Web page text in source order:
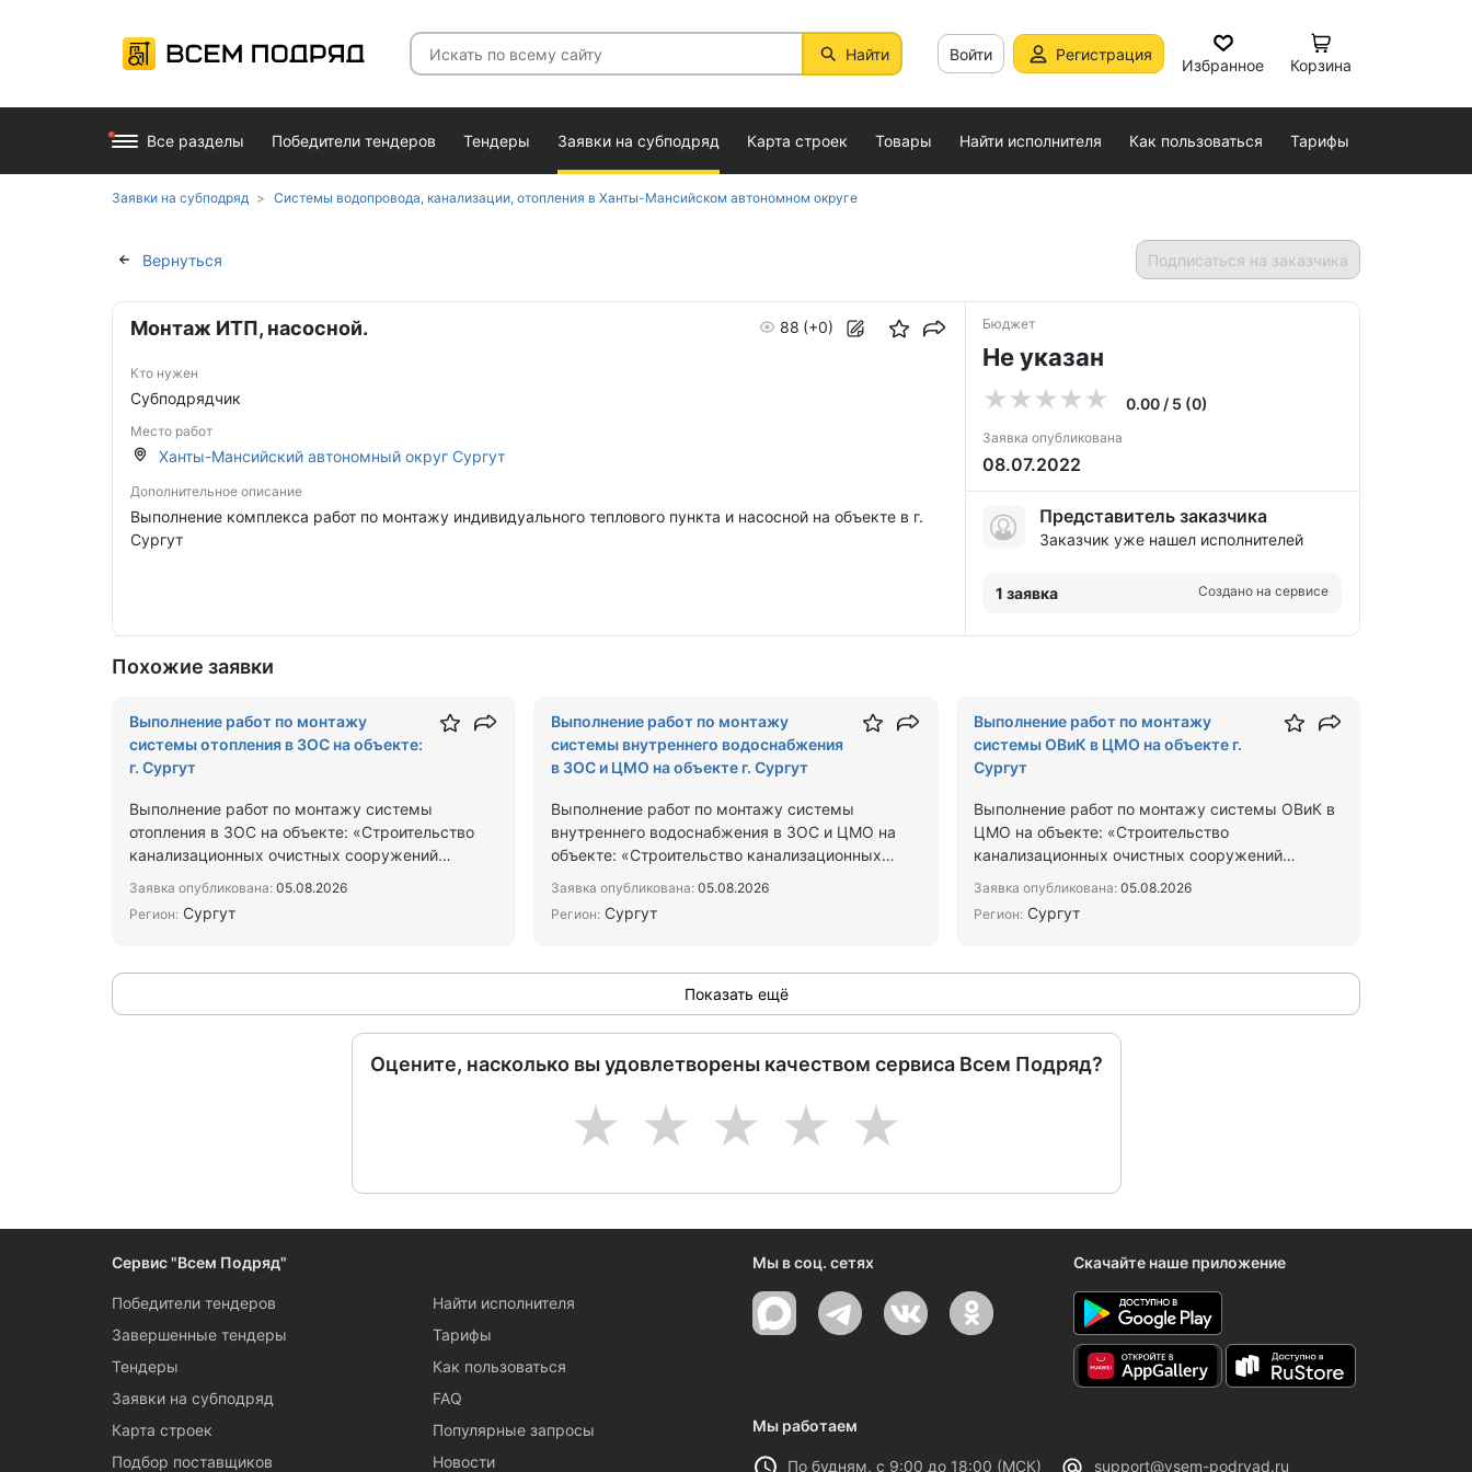
Найти Войти Регистрация
Избранное Корзина
Все разделы Победители тендеров Тендеры Заявки на субподряд Карта строек Товары Найти исполнителя Как пользоваться Тарифы
Заявки на субподряд Системы водопровода, канализации, отопления в Ханты-Мансийском автономном округе
Вернуться Подписаться на заказчика
Монтаж ИТП, насосной. 88 (+0)
Кто нужен
Субподрядчик
Место работ
Ханты-Мансийский автономный округ Сургут
Дополнительное описание
Выполнение комплекса работ по монтажу индивидуального теплового пункта и насосной на объекте в г.
Сургут
Бюджет
Не указан
0.00 / 5 (0)
Заявка опубликована
08.07.2022
Представитель заказчика
Заказчик уже нашел исполнителей
1 заявка Создано на сервисе
Похожие заявки
Выполнение работ по монтажу
системы отопления в ЗОС на объекте:
г. Сургут
Выполнение работ по монтажу системы
отопления в ЗОС на объекте: «Строительство
канализационных очистных сооружений
Заявка опубликована: 05.08.2026
Регион: Сургут
Выполнение работ по монтажу
системы внутреннего водоснабжения
в ЗОС и ЦМО на объекте г. Сургут
Выполнение работ по монтажу системы
внутреннего водоснабжения в ЗОС и ЦМО на
объекте: «Строительство канализационных
Заявка опубликована: 05.08.2026
Регион: Сургут
Выполнение работ по монтажу
системы ОВиК в ЦМО на объекте г.
Сургут
Выполнение работ по монтажу системы ОВиК в
ЦМО на объекте: «Строительство
канализационных очистных сооружений
Заявка опубликована:05.08.2026
Регион:Сургут
Показать ещё
Оцените, насколько вы удовлетворены качеством сервиса Всем Подряд?
5
4
3
2
1
Сервис "Всем Подряд"
Победители тендеров
Завершенные тендеры
Тендеры
Заявки на субподряд
Карта строек
Подбор поставщиков
Найти исполнителя
Тарифы
Как пользоваться
FAQ
Популярные запросы
Новости
Мы в соц. сетях Скачайте наше приложение
Мы работаем
По будням, с 9:00 до 18:00 (МСК) support@vsem-podryad.ru